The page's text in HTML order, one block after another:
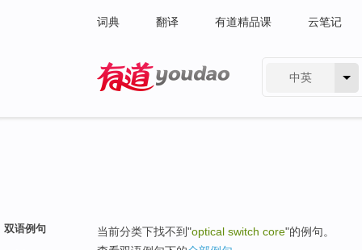
词典 翻译 有道精品课 云笔记
中英
双语例句 当前分类下找不到"optical switch core"的例句。